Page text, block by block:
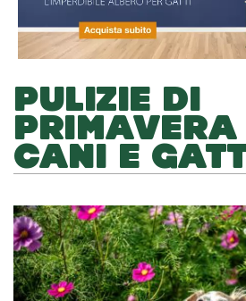
PULIZIE DI
PRIMAVERA
CANI E